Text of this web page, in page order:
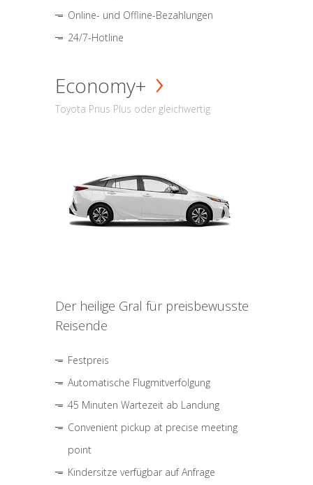
Online- und Offline-Bezahlungen
24/7-Hotline
Economy+
Toyota Prius Plus oder gleichwertig
Der heilige Gral für preisbewusste
Reisende
Festpreis
Automatische Flugmitverfolgung
45 Minuten Wartezeit ab Landung
Convenient pickup at precise meeting
point
Kindersitze verfügbar auf Anfrage